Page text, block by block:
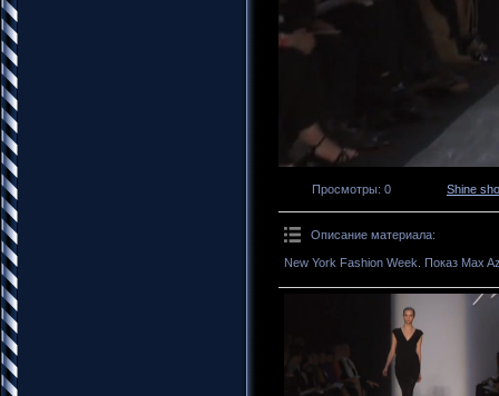
Просмотры: 0 Shine
Описание материала:
New York Fashion Week. Показ Max